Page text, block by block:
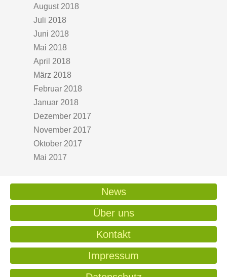
August 2018
Juli 2018
Juni 2018
Mai 2018
April 2018
März 2018
Februar 2018
Januar 2018
Dezember 2017
November 2017
Oktober 2017
Mai 2017
News
Über uns
Kontakt
Impressum